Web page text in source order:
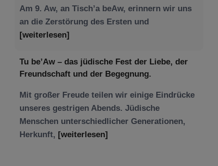
Am 9. Aw, an Tisch’a beAw, erinnern wir uns
an die Zerstörung des Ersten und
[weiterlesen]
Tu be’Aw – das jüdische Fest der Liebe, der
Freundschaft und der Begegnung.
Mit großer Freude teilen wir einige Eindrücke
unseres gestrigen Abends. Jüdische
Menschen unterschiedlicher Generationen,
Herkunft, [weiterlesen]